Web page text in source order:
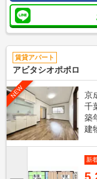
賃貸アパート
アビタシオポポロ
NEW
京
千
築
建
新